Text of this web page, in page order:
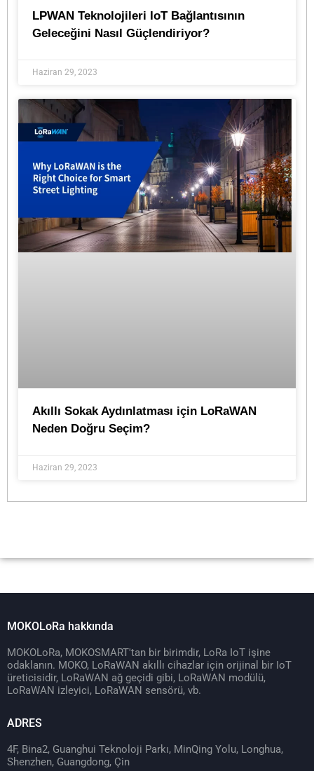
LPWAN Teknolojileri IoT Bağlantısının
Geleceğini Nasıl Güçlendiriyor?
Haziran 29, 2023
Akıllı Sokak Aydınlatması için LoRaWAN
Neden Doğru Seçim?
Haziran 29, 2023
MOKOLoRa hakkında
MOKOLoRa, MOKOSMART'tan bir birimdir, LoRa IoT işine
odaklanın. MOKO, LoRaWAN akıllı cihazlar için orijinal bir IoT
üreticisidir, LoRaWAN ağ geçidi gibi, LoRaWAN modülü,
LoRaWAN izleyici, LoRaWAN sensörü, vb.
ADRES
4F, Bina2, Guanghui Teknoloji Parkı, MinQing Yolu, Longhua,
Shenzhen, Guangdong, Çin